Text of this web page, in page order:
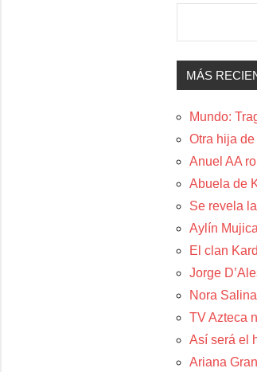
MÁS
Mundo:
Otra hija
Anuel AA
Abuela de
Se revela
Aylín
El clan
Jorge
Nora
TV Azteca
Así será el
Ariana